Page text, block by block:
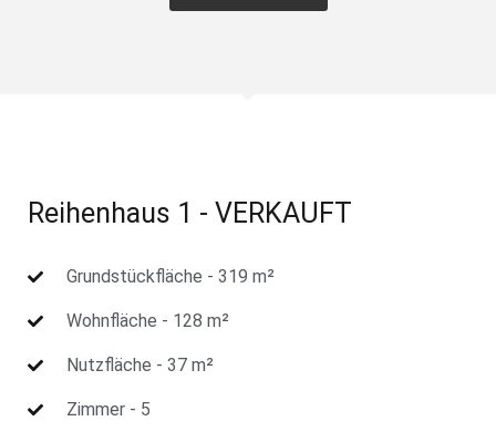
Reihenhaus 1 - VERKAUFT
Grundstückfläche - 319 m²
Wohnfläche - 128 m²
Nutzfläche - 37 m²
Zimmer - 5